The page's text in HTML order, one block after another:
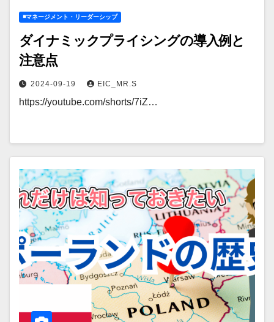
◾️マネージメント・リーダーシップ
ダイナミックプライシングの導入例と
注意点
2024-09-19 EIC_MR.S
https://youtube.com/shorts/7iZ…